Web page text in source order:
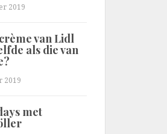
2019
van Lidl
als die van
2019
met